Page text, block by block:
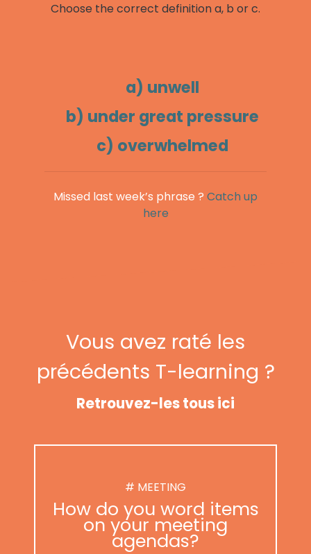
Choose the correct definition a, b or c.
a) unwell
b) under great pressure
c) overwhelmed
Missed last week’s phrase ? Catch up
here
Vous avez raté les
précédents T-learning ?
Retrouvez-les tous ici
# MEETING
How do you word items
on your meeting
agendas?